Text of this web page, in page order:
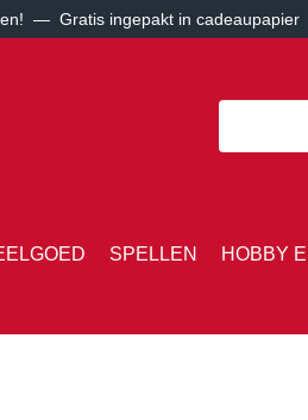
— Gratis ingepakt in cadeaupapier
SPELLEN HOBBY